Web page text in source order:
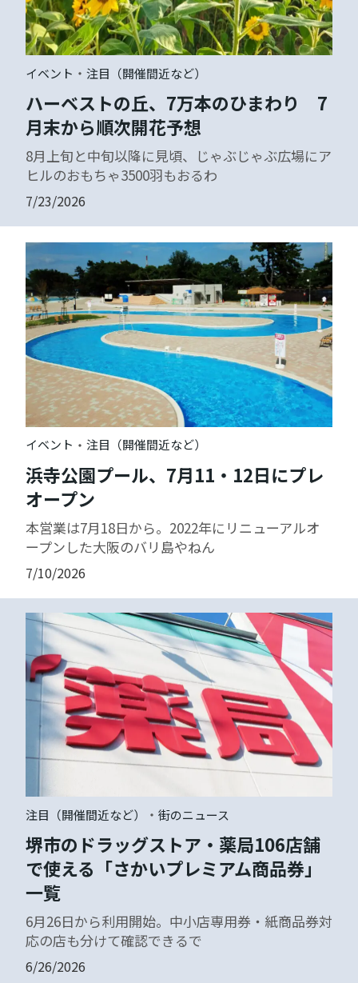
イベント ・ 注目（開催間近など）
ハーベストの丘、7万本のひまわり 7
月末から順次開花予想
8月上旬と中旬以降に見頃、じゃぶじゃぶ広場にア
ヒルのおもちゃ3500羽もおるわ
7/23/2026
イベント ・ 注目（開催間近など）
浜寺公園プール、7月11・12日にプレ
オープン
本営業は7月18日から。2022年にリニューアルオ
ープンした大阪のバリ島やねん
7/10/2026
注目（開催間近など） ・ 街のニュース
堺市のドラッグストア・薬局106店舗
で使える「さかいプレミアム商品券」
一覧
6月26日から利用開始。中小店専用券・紙商品券対
応の店も分けて確認できるで
6/26/2026